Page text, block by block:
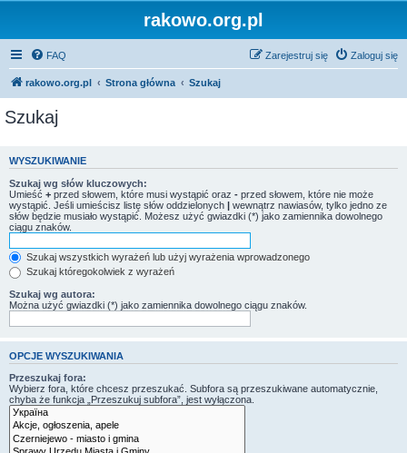
rakowo.org.pl
FAQ Zaloguj się
Zarejestruj się
rakowo.org.pl Strona główna Szukaj
Szukaj
WYSZUKIWANIE
Szukaj wg słów kluczowych:
Umieść + przed słowem, które musi wystąpić oraz - przed słowem, które nie może
wystąpić. Jeśli umieścisz listę słów oddzielonych | wewnątrz nawiasów, tylko jedno ze
słów będzie musiało wystąpić. Możesz użyć gwiazdki (*) jako zamiennika dowolnego
ciągu znaków.
Szukaj wszystkich wyrażeń lub użyj wyrażenia wprowadzonego
Szukaj któregokolwiek z wyrażeń
Szukaj wg autora:
Można użyć gwiazdki (*) jako zamiennika dowolnego ciągu znaków.
OPCJE WYSZUKIWANIA
Przeszukaj fora:
Wybierz fora, które chcesz przeszukać. Subfora są przeszukiwane automatycznie,
chyba że funkcja „Przeszukuj subfora”, jest wyłączona.